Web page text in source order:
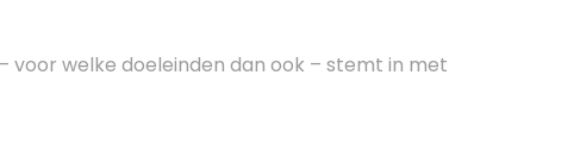
welke doeleinden dan ook – stemt in met